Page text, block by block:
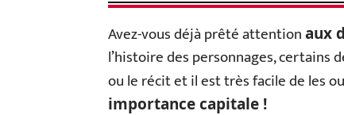
Avez-vous déjà prêté attentionaux
l’histoire des personnages, certains
ou le récit et il est très facile de les
importance capitale !